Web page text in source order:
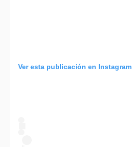
Ver esta publicación en Instagram